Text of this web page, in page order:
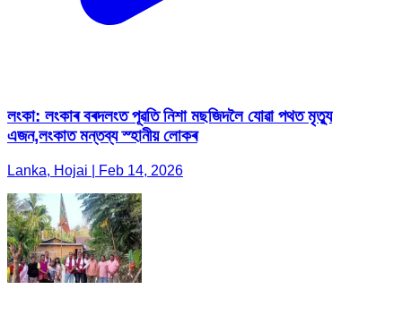
লংকা: লংকাৰ বৰদলংত পূৱতি নিশা মছজিদলৈ যোৱা পথত মৃত্যু
এজন,লংকাত মন্তব্য স্হানীয় লোকৰ
Lanka, Hojai | Feb 14, 2026